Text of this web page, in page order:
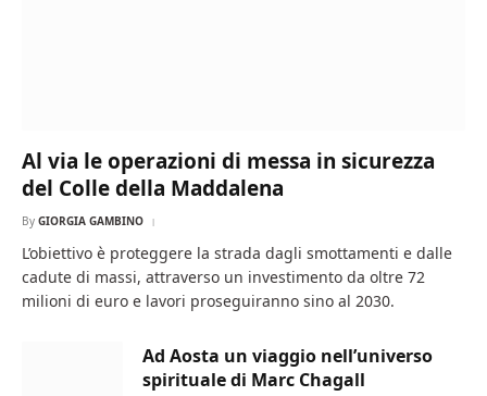
Al via le operazioni di messa in sicurezza
del Colle della Maddalena
By GIORGIA GAMBINO
L’obiettivo è proteggere la strada dagli smottamenti e dalle
cadute di massi, attraverso un investimento da oltre 72
milioni di euro e lavori proseguiranno sino al 2030.
Ad Aosta un viaggio nell’universo
spirituale di Marc Chagall